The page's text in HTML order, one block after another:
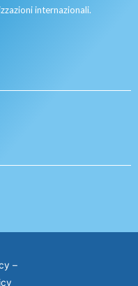
internazionali.
–